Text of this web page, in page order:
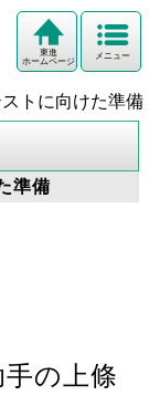
メニュー
東進
ホームページ
トに向けた準備
準備
の上條